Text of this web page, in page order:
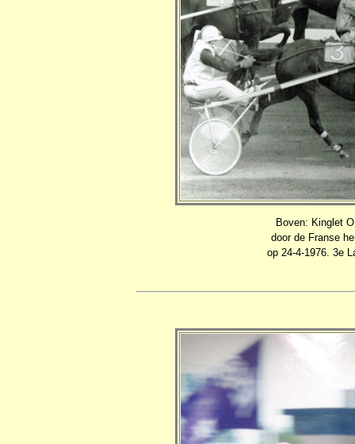
Boven: Kinglet
door de Franse
op 24-4-1976. 3e